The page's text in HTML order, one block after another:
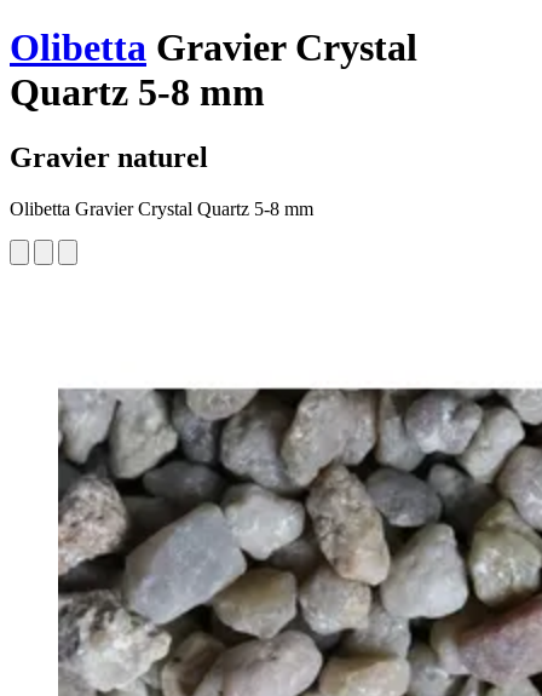
Olibetta Gravier Crystal
Quartz 5-8 mm
Gravier naturel
Olibetta Gravier Crystal Quartz 5-8 mm